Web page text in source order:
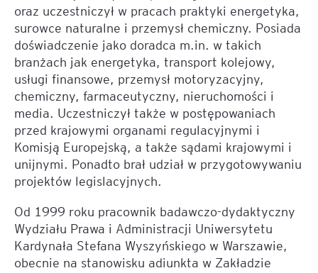
oraz uczestniczył w pracach praktyki energetyka,
surowce naturalne i przemysł chemiczny. Posiada
doświadczenie jako doradca m.in. w takich
branżach jak energetyka, transport kolejowy,
usługi finansowe, przemysł motoryzacyjny,
chemiczny, farmaceutyczny, nieruchomości i
media. Uczestniczył także w postępowaniach
przed krajowymi organami regulacyjnymi i
Komisją Europejską, a także sądami krajowymi i
unijnymi. Ponadto brał udział w przygotowywaniu
projektów legislacyjnych.
Od 1999 roku pracownik badawczo-dydaktyczny
Wydziału Prawa i Administracji Uniwersytetu
Kardynała Stefana Wyszyńskiego w Warszawie,
obecnie na stanowisku adiunkta w Zakładzie